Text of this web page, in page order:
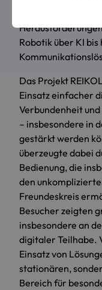
Robotik über KI bis
Das Projekt
Einsatz einfacher
Verbundenheit
– insbesondere in
gestärkt werden
überzeugte dabei
Bedienung, die
den
Freundeskreis
Besucher zeigten
insbesondere an
digitaler Teilhabe.
Einsatz von
stationären,
Bereich für